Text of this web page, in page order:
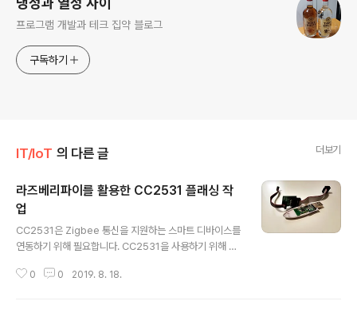
프로그램 개발과 테크 집약 블로그
구독하기
IT/IoT 의 다른 글 더보기
라즈베리파이를 활용한 CC2531 플래싱 작
업
CC2531은 Zigbee 통신을 지원하는 스마트 디바이스를
연동하기 위해 필요합니다. CC2531을 사용하기 위해 먼
리파이를 활용해서 CC2531을 플래싱 하기 위한 준비물
0 0 2019. 8. 18.